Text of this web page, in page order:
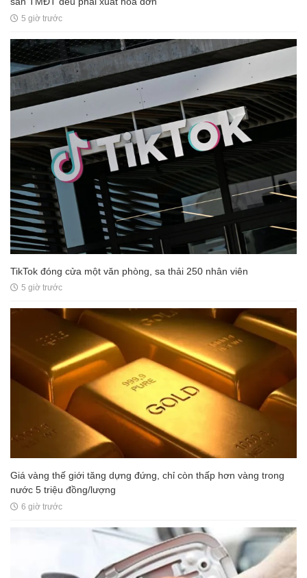
5 giờ trước
TikTok đóng cửa một văn phòng, sa thải 250 nhân viên
5 giờ trước
Giá vàng thế giới tăng dựng đứng, chỉ còn thấp hơn vàng trong
nước 5 triệu đồng/lượng
6 giờ trước